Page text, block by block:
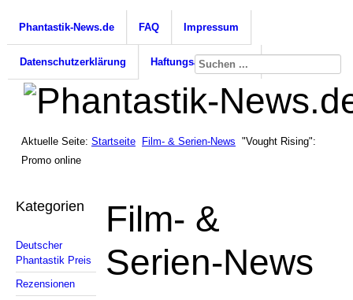
Phantastik-News.de FAQ Impressum
Datenschutzerklärung Haftungsausschluss
Aktuelle Seite: Startseite Film- & Serien-News "Vought Rising":
Promo online
Kategorien
Deutscher
Phantastik Preis
Rezensionen
Film- &
Serien-News